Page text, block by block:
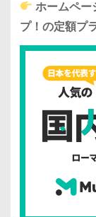
ホームペー
プ！の定額プ